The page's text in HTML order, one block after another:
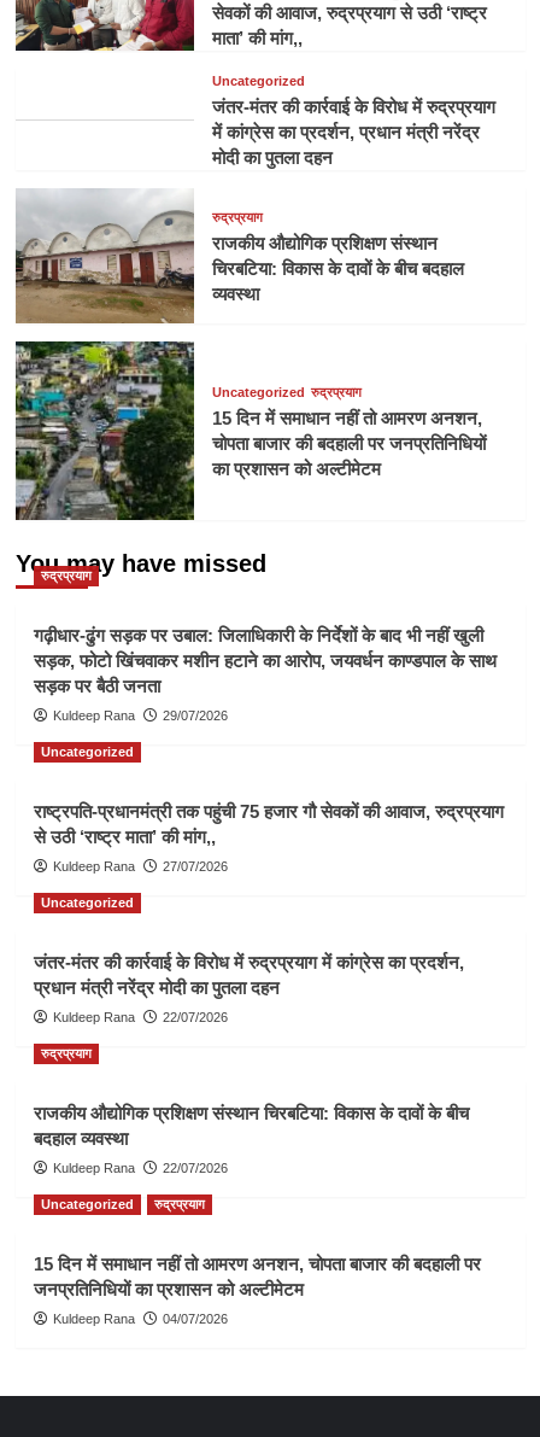
सेवकों की आवाज, रुद्रप्रयाग से उठी ‘राष्ट्र
माता’ की मांग,,
Uncategorized
जंतर-मंतर की कार्रवाई के विरोध में रुद्रप्रयाग
में कांग्रेस का प्रदर्शन, प्रधान मंत्री नरेंद्र
मोदी का पुतला दहन
रुद्रप्रयाग
राजकीय औद्योगिक प्रशिक्षण संस्थान
चिरबटिया: विकास के दावों के बीच बदहाल
व्यवस्था
Uncategorized रुद्रप्रयाग
15 दिन में समाधान नहीं तो आमरण अनशन,
चोपता बाजार की बदहाली पर जनप्रतिनिधियों
का प्रशासन को अल्टीमेटम
You may have missed
रुद्रप्रयाग
गढ़ीधार-ढुंग सड़क पर उबाल: जिलाधिकारी के निर्देशों के बाद भी नहीं खुली
सड़क, फोटो खिंचवाकर मशीन हटाने का आरोप, जयवर्धन काण्डपाल के साथ
सड़क पर बैठी जनता
Kuldeep Rana 29/07/2026
Uncategorized
राष्ट्रपति-प्रधानमंत्री तक पहुंची 75 हजार गौ सेवकों की आवाज, रुद्रप्रयाग
से उठी ‘राष्ट्र माता’ की मांग,,
Kuldeep Rana 27/07/2026
Uncategorized
जंतर-मंतर की कार्रवाई के विरोध में रुद्रप्रयाग में कांग्रेस का प्रदर्शन,
प्रधान मंत्री नरेंद्र मोदी का पुतला दहन
Kuldeep Rana 22/07/2026
रुद्रप्रयाग
राजकीय औद्योगिक प्रशिक्षण संस्थान चिरबटिया: विकास के दावों के बीच
बदहाल व्यवस्था
Kuldeep Rana 22/07/2026
Uncategorized रुद्रप्रयाग
15 दिन में समाधान नहीं तो आमरण अनशन, चोपता बाजार की बदहाली पर
जनप्रतिनिधियों का प्रशासन को अल्टीमेटम
Kuldeep Rana 04/07/2026